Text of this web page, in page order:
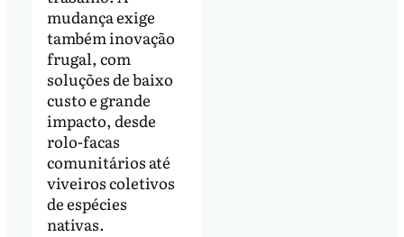
mudança exige
também inovação
frugal, com
soluções de baixo
custo e grande
impacto, desde
rolo-facas
comunitários até
viveiros coletivos
de espécies
nativas.